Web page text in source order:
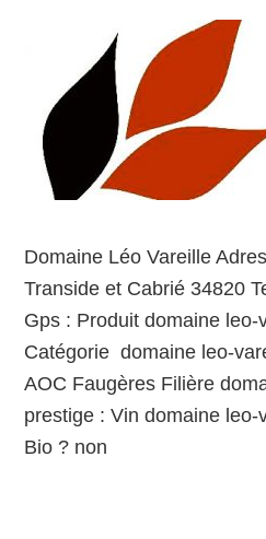
Domaine Léo Vareille
Transide et Cabrié 34820
Gps : Produit domaine
Catégorie domaine leo-
AOC Faugères Filière
prestige : Vin domaine
Bio ? non